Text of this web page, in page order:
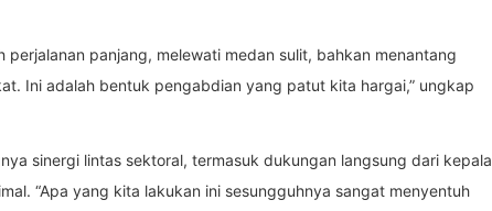
perjalanan panjang, melewati medan sulit, bahkan menantang
Ini adalah bentuk pengabdian yang patut kita hargai,” ungkap
sinergi lintas sektoral, termasuk dukungan langsung dari kepala
“Apa yang kita lakukan ini sesungguhnya sangat menyentuh